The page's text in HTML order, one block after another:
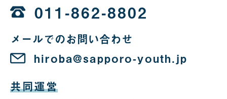
時
か
ら
22
011-862-8802
メールでのお問い合わせ
hiroba@sapporo-youth.jp
共同運営